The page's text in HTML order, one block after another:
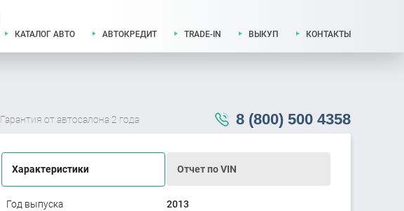
КАТАЛОГ АВТО АВТОКРЕДИТ TRADE-IN ВЫКУП КОНТАКТЫ
Гарантия от автосалона 2 года 8 (800) 500 4358
Характеристики Отчет по VIN
Год выпуска 2013